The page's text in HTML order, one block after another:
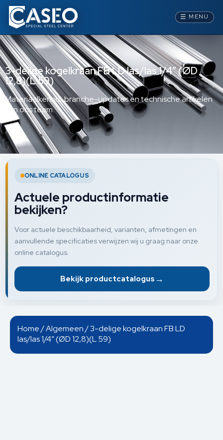
☰ MENU
3-delige kogelkraan FB LD las/las 1/4” (ØD
12,8)(L 59)
Materiaalkennis, branche-updates en technische artikelen
van ons team.
ONLINE CATALOGUS
Actuele productinformatie
bekijken?
Voor actuele beschikbaarheid, varianten, afmetingen en
aanvullende specificaties verwijzen wij u graag naar onze
online catalogus.
Bekijk productcatalogus →
Home/Algemeen/ 3-delige kogelkraan FB LD
las/las 1/4” (ØD 12,8)(L 59)